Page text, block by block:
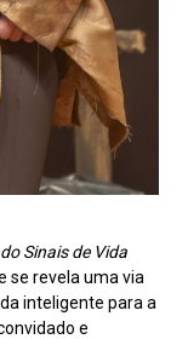
Sinais de Vida
se revela uma via
inteligente para a
e